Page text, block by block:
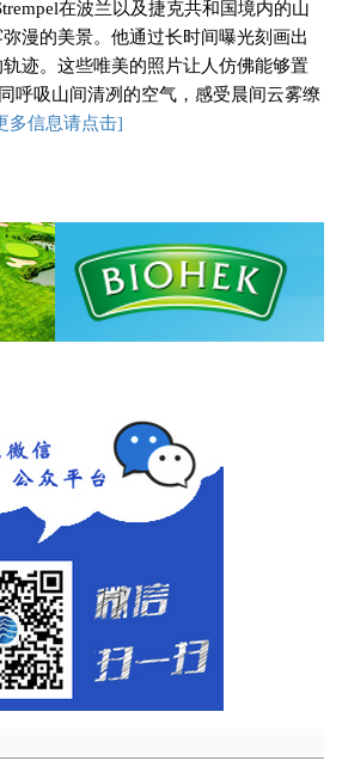
在波兰以及捷克共和国境内的山
漫的美景。他通过长时间曝光刻画出
迹。这些唯美的照片让人仿佛能够置
呼吸山间清冽的空气，感受晨间云雾缭
多信息请点击]